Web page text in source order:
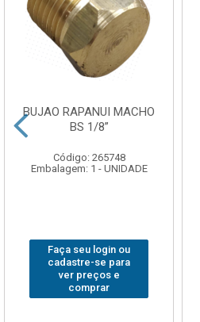
BUJAO RAPANUI MACHO
BS 1/8”
Código: 265748
Embalagem: 1 - UNIDADE
Faça seu login ou
cadastre-se para
ver preços e
comprar